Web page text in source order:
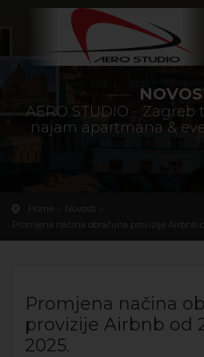
AERO STUDIO -
najam apartmana &
Home
Novosti
Promjena načina obračuna provizije Airbnb
Promjena načina
provizije Airbnb od
2025.